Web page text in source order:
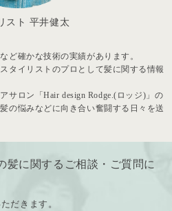
スト 平井健太
ど確かな技術の実績があります。
タイリストのプロとして髪に関する情報
サロン「Hair design Rodge.(ロッジ)」の
の悩みなどに向き合い奮闘する日々を送
髪に関するご相談・ご質問に
だきます。